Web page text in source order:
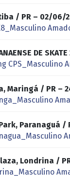
/ PR – 02/06/
DE
CPS_Masculino
/ PR –
Paranaguá /
Londrina /